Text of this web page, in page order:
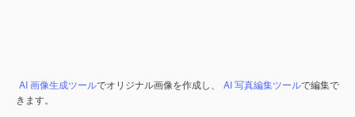
AI 画像生成ツールでオリジナル画像を作成し、 AI 写真編集ツールで編集で
きます。